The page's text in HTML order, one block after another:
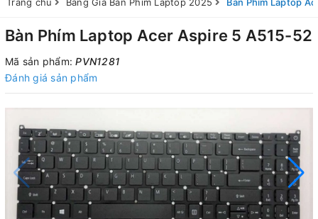
Bàn Phím Laptop Acer Aspire 5 A515-52
Mã sản phẩm:PVN1281
Đánh giá sản phẩm